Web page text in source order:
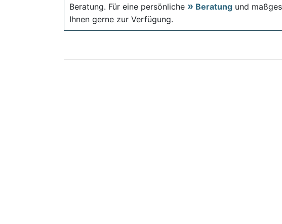
Beratung. Für eine persönliche
Beratung und
Ihnen gerne zur Verfügung.